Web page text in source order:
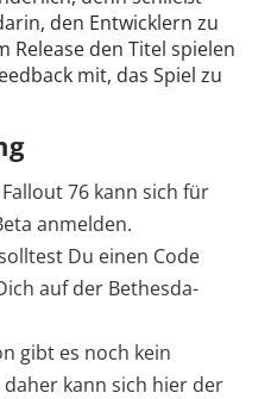
den Entwicklern zu
Release den Titel spielen
mit, das Spiel zu
76 kann sich für
anmelden.
Du einen Code
auf der Bethesda-
gibt es noch kein
kann sich hier der